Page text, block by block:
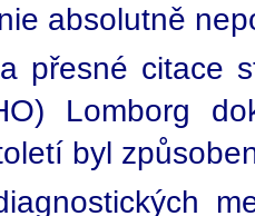
absolutně
přesné citace
Lomborg
byl